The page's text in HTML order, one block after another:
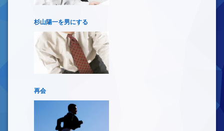
杉山陽一を男にする
再会